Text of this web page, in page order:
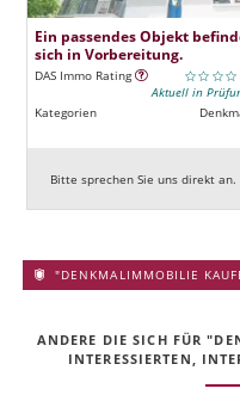
Ein passendes Objekt
sich in Vorbereitung.
DAS Immo Rating
Aktuell in
Kategorien
Bitte sprechen Sie uns direkt an.
"DENKMALIMMOBILIE
ANDERE DIE SICH FÜR
INTERESSIERTEN,